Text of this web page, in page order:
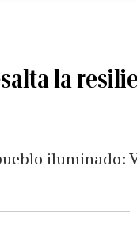
la
iluminado: